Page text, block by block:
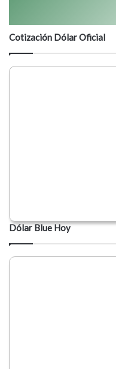
Cotización Dólar Oficial
Dólar Blue Hoy